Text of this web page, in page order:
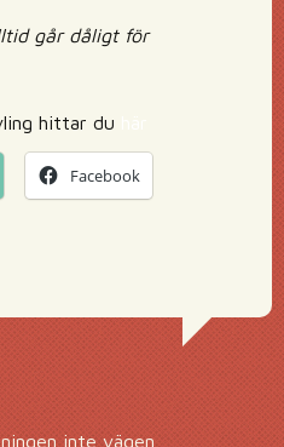
går dåligt för
hittar du
Facebook
inte vägen